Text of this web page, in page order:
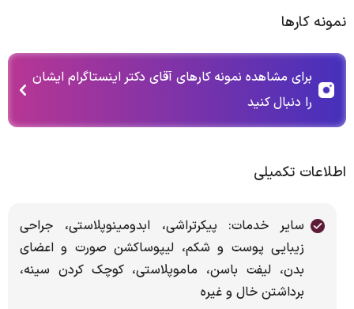
نمونه کارها
برای مشاهده نمونه کارهای آقای دکتر اینستاگرام ایشان
را دنبال کنید
اطلاعات تکمیلی
سایر خدمات: پیکرتراشی، ابدومینوپلاستی، جراحی
زیبایی پوست و شکم، لیپوساکشن صورت و اعضای
بدن، لیفت باسن، ماموپلاستی، کوچک کردن سینه،
برداشتن خال و غیره